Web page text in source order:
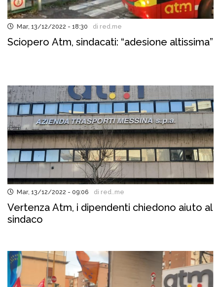
Mar, 13/12/2022 - 18:30 di red.me
Sciopero Atm, sindacati: “adesione altissima”
Mar, 13/12/2022 - 09:06 di red..me
Vertenza Atm, i dipendenti chiedono aiuto al
sindaco